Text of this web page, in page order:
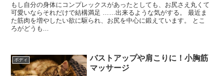
もし自分の身体にコンプレックスがあったとしても、お尻さえ丸くて
可愛いならそれだけで結構満足 ……出来るような気がする。 最近ま
た筋肉を増やしたい欲に駆られ、お尻を中心に鍛えています。 とこ
ろがどうも...
ボディ
バストアップや肩こりに！小胸筋
マッサージ